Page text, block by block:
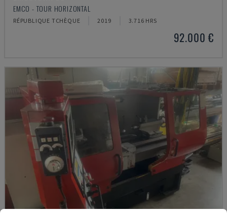
EMCO - TOUR HORIZONTAL
RÉPUBLIQUE TCHÈQUE 2019 3.716 HRS
92.000 €